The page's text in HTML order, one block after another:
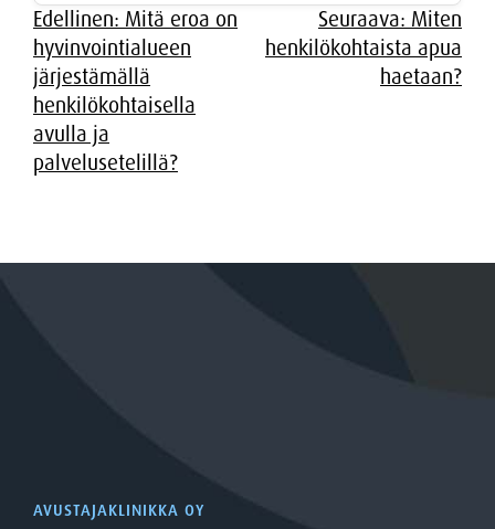
Artikkelien
selaus
Edellinen: Mitä eroa on
hyvinvointialueen
järjestämällä
henkilökohtaisella
avulla ja
palvelusetelillä?
Seuraava: Miten
henkilökohtaista apua
haetaan?
AVUSTAJAKLINIKKA OY